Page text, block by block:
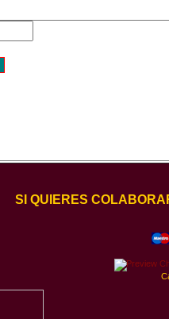
SI QUIERES